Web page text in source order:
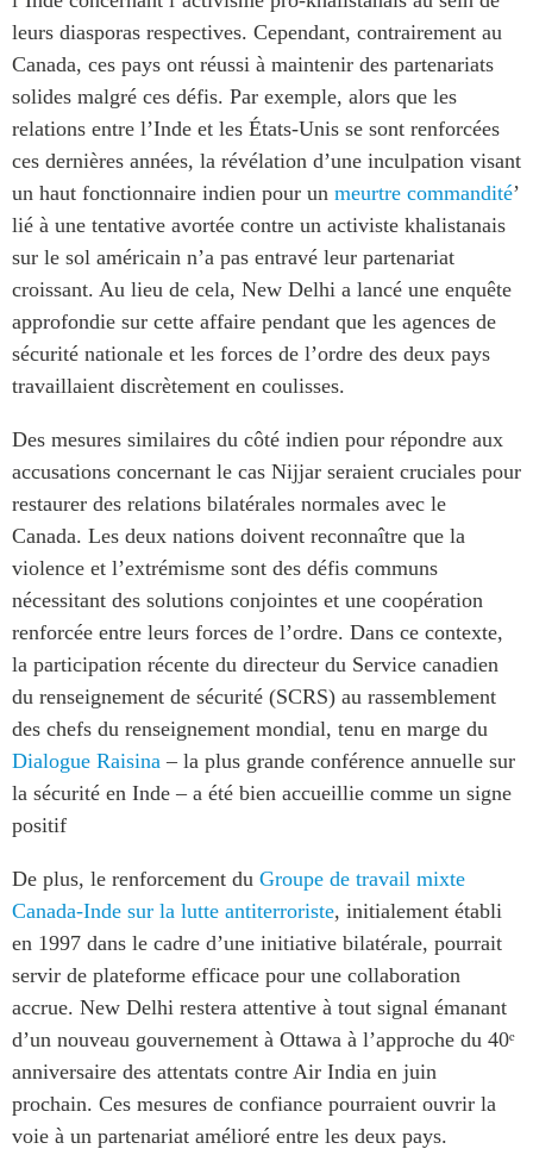
leurs diasporas respectives. Cependant, contrairement au
Canada, ces pays ont réussi à maintenir des partenariats
solides malgré ces défis. Par exemple, alors que les
relations entre l’Inde et les États-Unis se sont renforcées
ces dernières années, la révélation d’une inculpation visant
un haut fonctionnaire indien pour un meurtre commandité’
lié à une tentative avortée contre un activiste khalistanais
sur le sol américain n’a pas entravé leur partenariat
croissant. Au lieu de cela, New Delhi a lancé une enquête
approfondie sur cette affaire pendant que les agences de
sécurité nationale et les forces de l’ordre des deux pays
travaillaient discrètement en coulisses.
Des mesures similaires du côté indien pour répondre aux
accusations concernant le cas Nijjar seraient cruciales pour
restaurer des relations bilatérales normales avec le
Canada. Les deux nations doivent reconnaître que la
violence et l’extrémisme sont des défis communs
nécessitant des solutions conjointes et une coopération
renforcée entre leurs forces de l’ordre. Dans ce contexte,
la participation récente du directeur du Service canadien
du renseignement de sécurité (SCRS) au rassemblement
des chefs du renseignement mondial, tenu en marge du
Dialogue Raisina – la plus grande conférence annuelle sur
la sécurité en Inde – a été bien accueillie comme un signe
positif
De plus, le renforcement du Groupe de travail mixte
Canada-Inde sur la lutte antiterroriste, initialement établi
en 1997 dans le cadre d’une initiative bilatérale, pourrait
servir de plateforme efficace pour une collaboration
accrue. New Delhi restera attentive à tout signal émanant
d’un nouveau gouvernement à Ottawa à l’approche du 40ᵉ
anniversaire des attentats contre Air India en juin
prochain. Ces mesures de confiance pourraient ouvrir la
voie à un partenariat amélioré entre les deux pays.